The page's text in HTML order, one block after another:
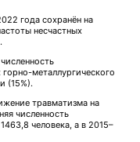
года сохранён на
несчастных
металлургического
(15%).
травматизма на
численность
человека, а в 2015–